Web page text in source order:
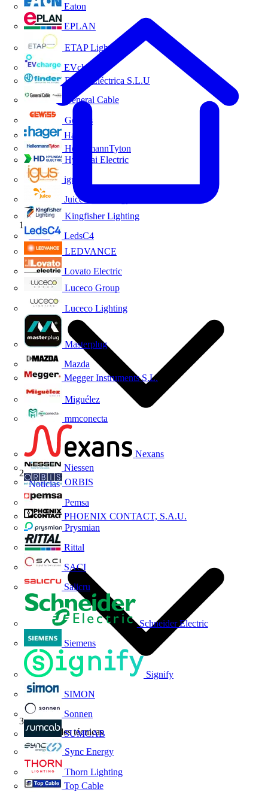
Eaton
EPLAN
ETAP Lighting
EVcharge
Finder Eléctrica S.L.U
General Cable
Gewiss
Hager
HellermannTyton
Hyundai Electric
igus
Juice Technology
Kingfisher Lighting
LedsC4
LEDVANCE
Lovato Electric
Luceco Group
Luceco Lighting
Masterplug
Mazda
Megger Instruments S.L.
Miguélez
mmconecta
Nexans
Niessen
ORBIS
Pemsa
PHOENIX CONTACT, S.A.U.
Prysmian
Rittal
SACI
Salicru
Schneider Electric
Siemens
Signify
SIMON
Sonnen
SUMCAB
Sync Energy
Thorn Lighting
Top Cable
Inicio
Noticias
Novedades técnicas